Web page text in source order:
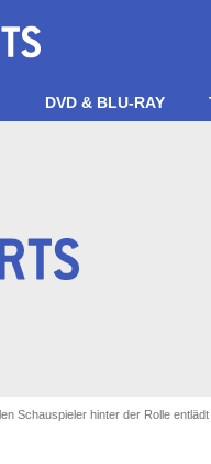
DVD & BLU-RAY
Schauspieler hinter der Rolle entlädt